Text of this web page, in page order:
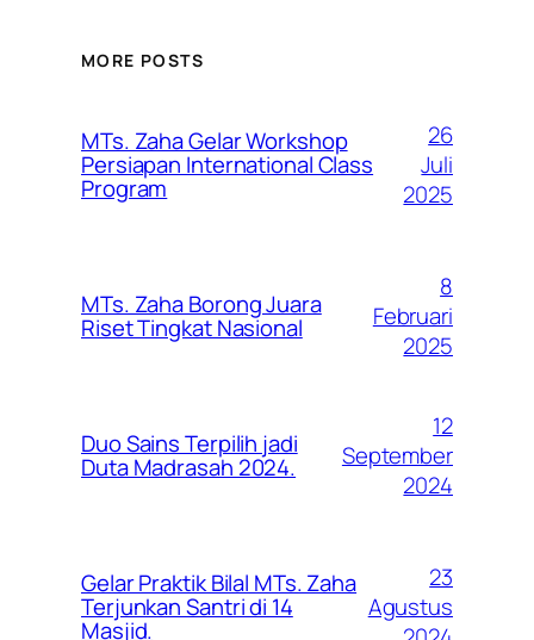
MORE POSTS
MTs. Zaha Gelar Workshop
Persiapan International Class
Program
26
Juli
2025
MTs. Zaha Borong Juara
Riset Tingkat Nasional
8
Februari
2025
Duo Sains Terpilih jadi
Duta Madrasah 2024.
12
September
2024
Gelar Praktik Bilal MTs. Zaha
Terjunkan Santri di 14
Masjid.
23
Agustus